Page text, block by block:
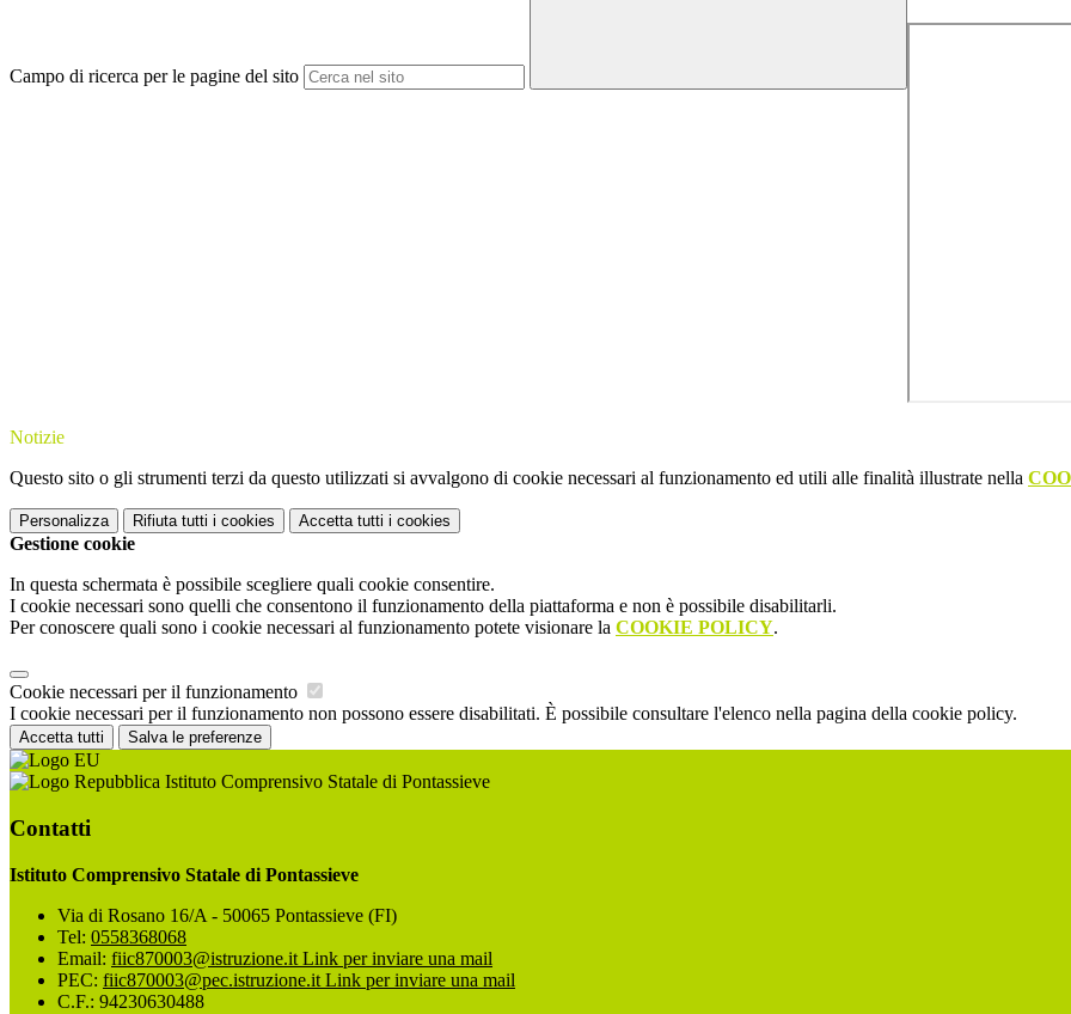
Campo di ricerca per le pagine del sito
Notizie
Questo sito o gli strumenti terzi da questo utilizzati si avvalgono di cookie necessari al funzionamento ed utili alle finalità illustrate nella
Personalizza Rifiuta tutti i cookies Accetta tutti i cookies
Gestione cookie
In questa schermata è possibile scegliere quali cookie consentire.
I cookie necessari sono quelli che consentono il funzionamento della piattaforma e non è possibile disabilitarli.
Per conoscere quali sono i cookie necessari al funzionamento potete visionare la COOKIE POLICY.
Cookie necessari per il funzionamento
I cookie necessari per il funzionamento non possono essere disabilitati. È possibile consultare l'elenco nella pagina della cookie policy.
Accetta tutti Salva le preferenze
Istituto Comprensivo Statale di Pontassieve
Contatti
Istituto Comprensivo Statale di Pontassieve
Via di Rosano 16/A - 50065 Pontassieve (FI)
Tel: 0558368068
Email: fiic870003@istruzione.it Link per inviare una mail
PEC: fiic870003@pec.istruzione.it Link per inviare una mail
C.F.: 94230630488